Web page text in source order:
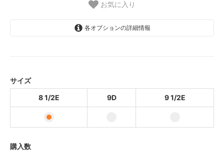
お気に入り
各オプションの詳細情報
サイズ
8 1/2E
9D 9 1/2E
購入数